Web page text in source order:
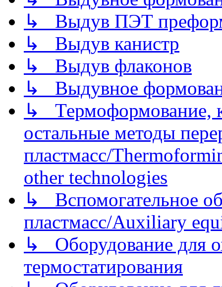
↳ Выдув ПЭТ
↳ Выдув канистр
↳ Выдув флаконов
↳ Выдувное
↳ Термоформование,
остальные методы
пластмасс/
other technologies
↳ Вспомогательное
пластмасс/Auxiliary
↳ Оборудование для
термостатирования